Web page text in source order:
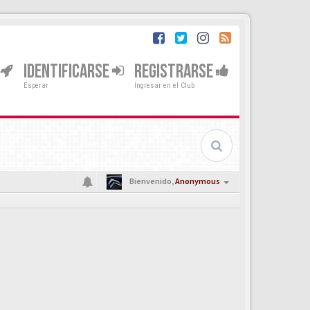
IDENTIFICARSE
Esperar
REGISTRARSE
Ingresar en el Club
Bienvenido,Anonymous